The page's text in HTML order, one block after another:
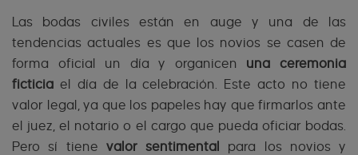
Las bodas civiles están en auge y una de las
tendencias actuales es que los novios se casen de
forma oficial un día y organicen una ceremonia
ficticia el día de la celebración. Este acto no tiene
valor legal, ya que los papeles hay que firmarlos ante
el juez, el notario o el cargo que pueda oficiar bodas.
Pero sí tiene valor sentimental
para los novios y